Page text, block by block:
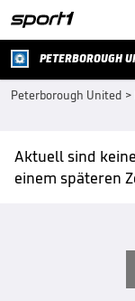
PETERBOROUGH
Peterborough United >
Aktuell sind
einem späteren